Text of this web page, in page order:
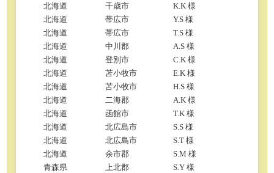
北海道
千歳市
K.K 様
北海道
帯広市
Y.S 様
北海道
帯広市
T.S 様
北海道
中川郡
A.S 様
北海道
登別市
C.K 様
北海道
苫小牧市
E.K 様
北海道
苫小牧市
H.S 様
北海道
二海郡
A.K 様
北海道
函館市
T.K 様
北海道
北広島市
S.S 様
北海道
北広島市
S.T 様
北海道
余市郡
S.M 様
青森県
上北郡
S.Y 様